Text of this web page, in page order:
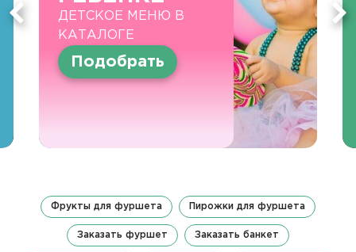
ДЕТСКОЕ МЕНЮ В
КАТАЛОГЕ
Подобрать
Фрукты для фуршета Пирожки для фуршета
Заказать фуршет Заказать банкет